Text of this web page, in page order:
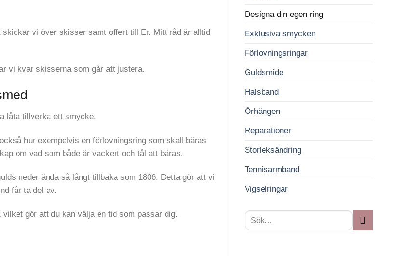
vi över skisser samt offert till Er. Mitt råd är alltid
vi kvar skisserna som går att justera.
låta tillverka ett smycke.
hur exempelvis en förlovningsring som skall bäras
om vad som både är vackert och tål att bäras.
ända så långt tillbaka som 1806. Detta gör att vi
får ta del av.
gör att du kan välja en tid som passar dig.
Designa din egen ring
Exklusiva smycken
Förlovningsringar
Guldsmide
Halsband
Örhängen
Reparationer
Storleksändring
Tennisarmband
Vigselringar